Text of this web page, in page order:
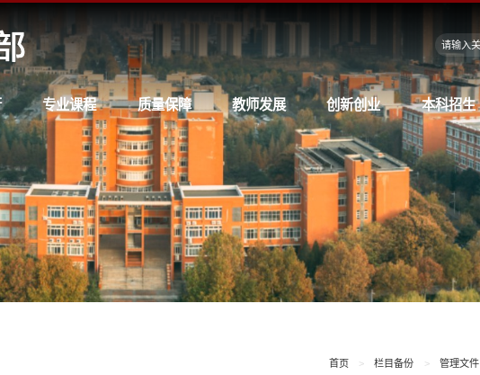
专业课程 质量保障 教师发展 创新创业 本科招生
首页 > 栏目备份 > 管理文件